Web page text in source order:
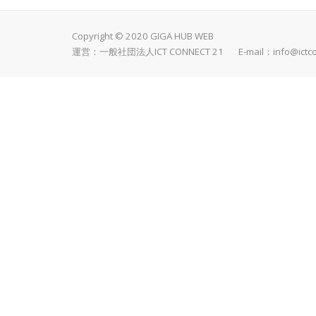
Copyright © 2020 GIGA HUB WEB
運営：一般社団法人ICT CONNECT 21 E-mail：